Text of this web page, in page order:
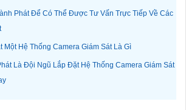
Phát Để Có Thể Được Tư Vấn Trực Tiếp Về Các
Một Hệ Thống Camera Giám Sát Là Gì
Là Đội Ngũ Lắp Đặt Hệ Thống Camera Giám Sát